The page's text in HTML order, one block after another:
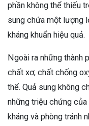
phần không thể thiếu
sung chứa một lượng
kháng khuẩn hiệu quả.
Ngoài ra những thành
chất xơ, chất chống
thể. Quả sung không
những triệu chứng
kháng và phòng tránh